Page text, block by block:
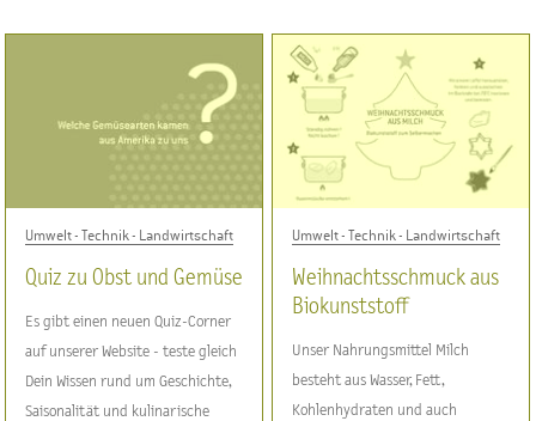
Umwelt - Technik - Landwirtschaft
Quiz zu Obst und Gemüse
Es gibt einen neuen Quiz-Corner
auf unserer Website - teste gleich
Dein Wissen rund um Geschichte,
Saisonalität und kulinarische
Umwelt - Technik - Landwirtschaft
Weihnachtsschmuck aus
Biokunststoff
Unser Nahrungsmittel Milch
besteht aus Wasser, Fett,
Kohlenhydraten und auch